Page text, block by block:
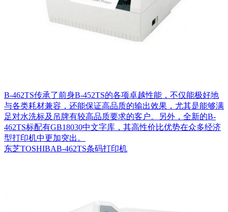
B-462TS传承了前身B-452TS的各项卓越性能，不仅能极好地
与各类耗材兼容，还能保证高品质的输出效果，尤其是能够满
足对水洗标及吊牌有较高品质要求的客户。另外，全新的B-
462TS标配有GB18030中文字库，其高性价比优势在众多经济
型打印机中更加突出。
东芝TOSHIBAB-462TS条码打印机